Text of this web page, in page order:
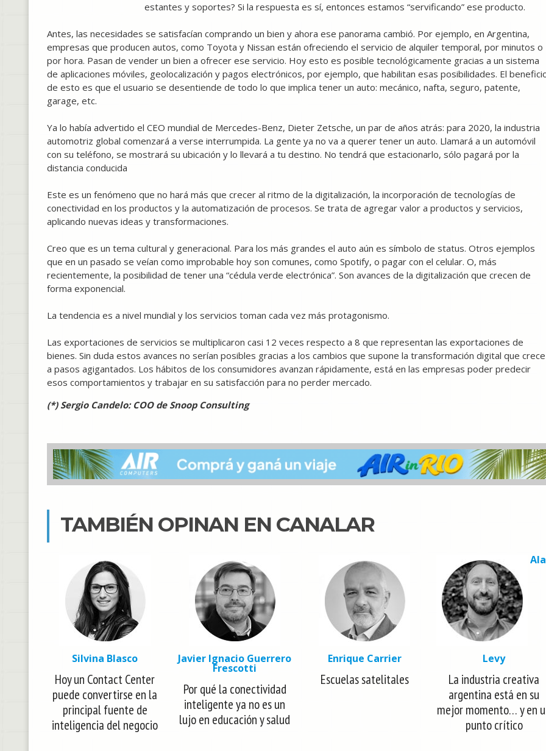
estantes y soportes? Si la respuesta es sí, entonces estamos “servificando” ese producto.
Antes, las necesidades se satisfacían comprando un bien y ahora ese panorama cambió. Por ejemplo, en Argentina,
empresas que producen autos, como Toyota y Nissan están ofreciendo el servicio de alquiler temporal, por minutos o
por hora. Pasan de vender un bien a ofrecer ese servicio. Hoy esto es posible tecnológicamente gracias a un sistema
de aplicaciones móviles, geolocalización y pagos electrónicos, por ejemplo, que habilitan esas posibilidades. El
de esto es que el usuario se desentiende de todo lo que implica tener un auto: mecánico, nafta, seguro, patente,
garage, etc.
Ya lo había advertido el CEO mundial de Mercedes-Benz, Dieter Zetsche, un par de años atrás: para 2020, la industria
automotriz global comenzará a verse interrumpida. La gente ya no va a querer tener un auto. Llamará a un automóvil
con su teléfono, se mostrará su ubicación y lo llevará a tu destino. No tendrá que estacionarlo, sólo pagará por la
distancia conducida
Este es un fenómeno que no hará más que crecer al ritmo de la digitalización, la incorporación de tecnologías de
conectividad en los productos y la automatización de procesos. Se trata de agregar valor a productos y servicios,
aplicando nuevas ideas y transformaciones.
Creo que es un tema cultural y generacional. Para los más grandes el auto aún es símbolo de status. Otros ejemplos
que en un pasado se veían como improbable hoy son comunes, como Spotify, o pagar con el celular. O, más
recientemente, la posibilidad de tener una “cédula verde electrónica”. Son avances de la digitalización que crecen de
forma exponencial.
La tendencia es a nivel mundial y los servicios toman cada vez más protagonismo.
Las exportaciones de servicios se multiplicaron casi 12 veces respecto a 8 que representan las exportaciones de
bienes. Sin duda estos avances no serían posibles gracias a los cambios que supone la transformación digital que crece
a pasos agigantados. Los hábitos de los consumidores avanzan rápidamente, está en las empresas poder predecir
esos comportamientos y trabajar en su satisfacción para no perder mercado.
(*) Sergio Candelo: COO de Snoop Consulting
TAMBIÉN OPINAN EN CANALAR
Silvina Blasco
Hoy un Contact Center
puede convertirse en la
principal fuente de
inteligencia del negocio
Javier Ignacio Guerrero
Frescotti
Por qué la conectividad
inteligente ya no es un
lujo en educación y salud
Enrique Carrier
Escuelas satelitales
Levy
La industria creativa
argentina está en su
mejor momento… y en
punto crítico